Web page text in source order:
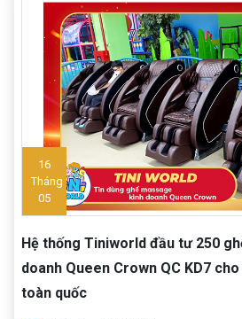
16
Tháng
05
Hệ thống Tiniworld đầu tư 250
doanh Queen Crown QC KD7
toàn quốc